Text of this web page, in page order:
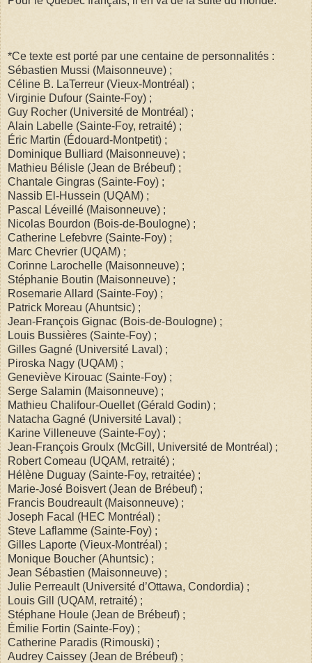
*Ce texte est porté par une centaine de personnalités :
Sébastien Mussi (Maisonneuve) ;
Céline B. LaTerreur (Vieux-Montréal) ;
Virginie Dufour (Sainte-Foy) ;
Guy Rocher (Université de Montréal) ;
Alain Labelle (Sainte-Foy, retraité) ;
Éric Martin (Édouard-Montpetit) ;
Dominique Bulliard (Maisonneuve) ;
Mathieu Bélisle (Jean de Brébeuf) ;
Chantale Gingras (Sainte-Foy) ;
Nassib El-Hussein (UQAM) ;
Pascal Léveillé (Maisonneuve) ;
Nicolas Bourdon (Bois-de-Boulogne) ;
Catherine Lefebvre (Sainte-Foy) ;
Marc Chevrier (UQAM) ;
Corinne Larochelle (Maisonneuve) ;
Stéphanie Boutin (Maisonneuve) ;
Rosemarie Allard (Sainte-Foy) ;
Patrick Moreau (Ahuntsic) ;
Jean-François Gignac (Bois-de-Boulogne) ;
Louis Bussières (Sainte-Foy) ;
Gilles Gagné (Université Laval) ;
Piroska Nagy (UQAM) ;
Geneviève Kirouac (Sainte-Foy) ;
Serge Salamin (Maisonneuve) ;
Mathieu Chalifour-Ouellet (Gérald Godin) ;
Natacha Gagné (Université Laval) ;
Karine Villeneuve (Sainte-Foy) ;
Jean-François Groulx (McGill, Université de Montréal) ;
Robert Comeau (UQAM, retraité) ;
Hélène Duguay (Sainte-Foy, retraitée) ;
Marie-José Boisvert (Jean de Brébeuf) ;
Francis Boudreault (Maisonneuve) ;
Joseph Facal (HEC Montréal) ;
Steve Laflamme (Sainte-Foy) ;
Gilles Laporte (Vieux-Montréal) ;
Monique Boucher (Ahuntsic) ;
Jean Sébastien (Maisonneuve) ;
Julie Perreault (Université d’Ottawa, Condordia) ;
Louis Gill (UQAM, retraité) ;
Stéphane Houle (Jean de Brébeuf) ;
Émilie Fortin (Sainte-Foy) ;
Catherine Paradis (Rimouski) ;
Audrey Caissey (Jean de Brébeuf) ;